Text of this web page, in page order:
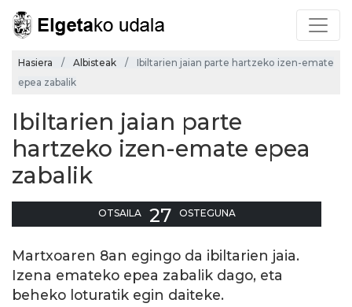
Hasiera Albisteak
Ibiltarien jaian parte hartzeko izen-emate
epea zabalik
Ibiltarien jaian parte
hartzeko izen-emate epea
zabalik
OTSAILA 27 OSTEGUNA
Martxoaren 8an egingo da ibiltarien jaia.
Izena emateko epea zabalik dago, eta
beheko loturatik egin daiteke.